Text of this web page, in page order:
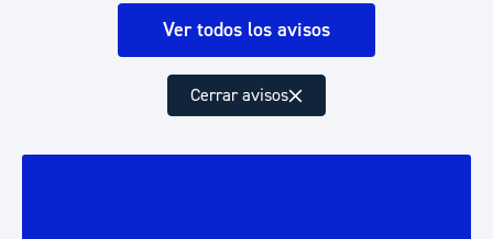
Ver todos los avisos
Cerrar avisos